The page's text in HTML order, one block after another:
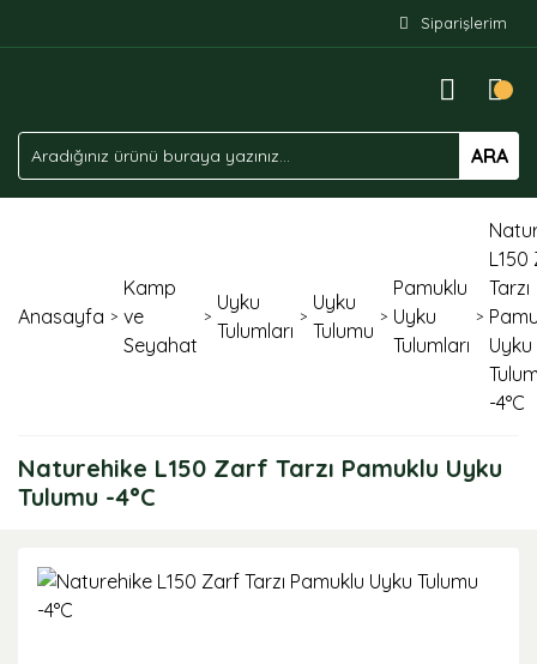
Siparişlerim
ARA
Anasayfa
Kamp
ve
Seyahat
Uyku
Tulumları
Uyku
Tulumu
Pamuklu
Uyku
Tulumları
Tarzı
Uyku
-4°C
Naturehike L150 Zarf Tarzı Pamuklu Uyku
Tulumu -4°C